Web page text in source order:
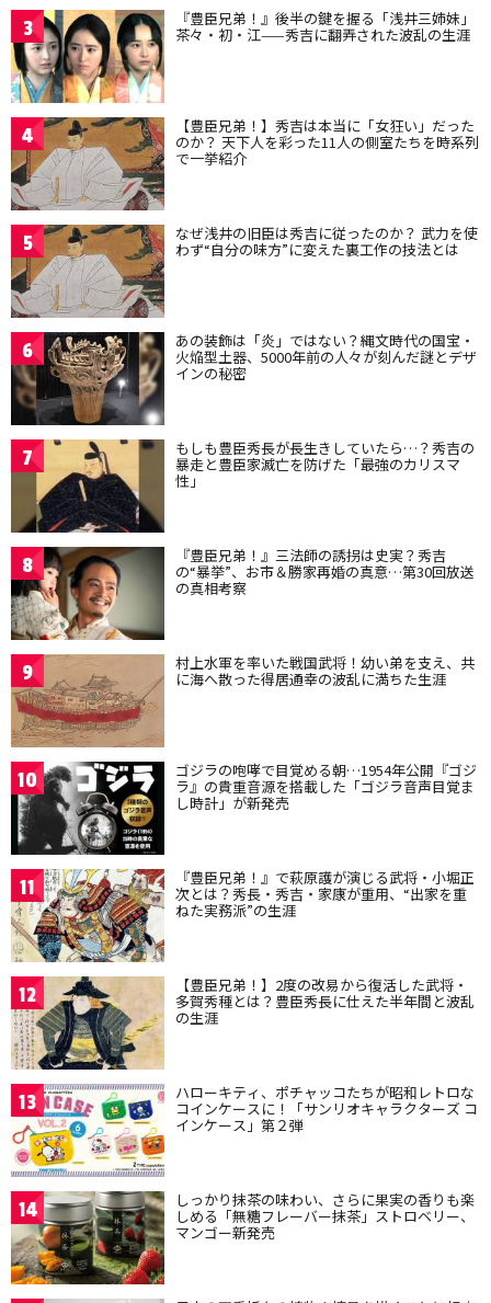
3 『豊臣兄弟！』後半の鍵を握る「浅井三姉妹」
茶々・初・江——秀吉に翻弄された波乱の生涯
4 【豊臣兄弟！】秀吉は本当に「女狂い」だった
のか？ 天下人を彩った11人の側室たちを時系列
で一挙紹介
5 なぜ浅井の旧臣は秀吉に従ったのか？ 武力を使
わず“自分の味方”に変えた裏工作の技法とは
6 あの装飾は「炎」ではない？縄文時代の国宝・
火焔型土器、5000年前の人々が刻んだ謎とデザ
インの秘密
7 もしも豊臣秀長が長生きしていたら…？秀吉の
暴走と豊臣家滅亡を防げた「最強のカリスマ
性」
8 『豊臣兄弟！』三法師の誘拐は史実？秀吉
の“暴挙”、お市＆勝家再婚の真意…第30回放送
の真相考察
9 村上水軍を率いた戦国武将！幼い弟を支え、共
に海へ散った得居通幸の波乱に満ちた生涯
10 ゴジラの咆哮で目覚める朝…1954年公開『ゴジ
ラ』の貴重音源を搭載した「ゴジラ音声目覚ま
し時計」が新発売
11 『豊臣兄弟！』で萩原護が演じる武将・小堀正
次とは？秀長・秀吉・家康が重用、“出家を重
ねた実務派”の生涯
12 【豊臣兄弟！】2度の改易から復活した武将・
多賀秀種とは？豊臣秀長に仕えた半年間と波乱
の生涯
13 ハローキティ、ポチャッコたちが昭和レトロな
コインケースに！「サンリオキャラクターズ コ
インケース」第２弾
14 しっかり抹茶の味わい、さらに果実の香りも楽
しめる「無糖フレーバー抹茶」ストロベリー、
マンゴー新発売